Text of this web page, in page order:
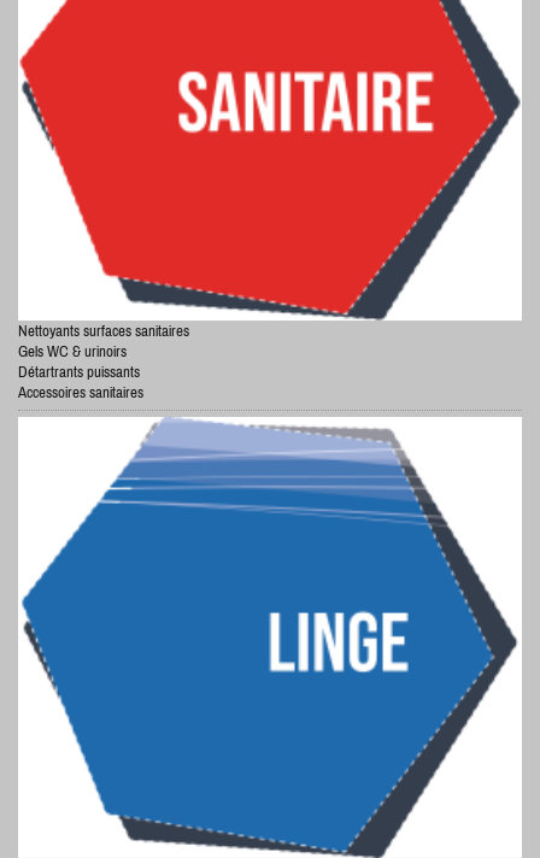
Nettoyants surfaces sanitaires
Gels WC & urinoirs
Détartrants puissants
Accessoires sanitaires